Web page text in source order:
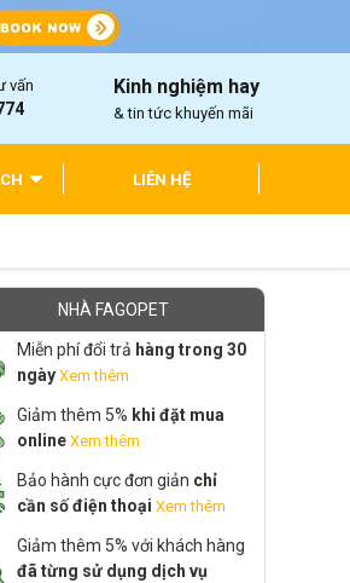
vấn Kinh nghiệm hay
& tin tức khuyến mãi
LIÊN HỆ
NHÀ FAGOPET
Miễn phí đổi trả hàng trong 30
ngày Xem thêm
Giảm thêm 5% khi đặt mua
online Xem thêm
Bảo hành cực đơn giản chỉ
cần số điện thoại Xem thêm
Giảm thêm 5% với khách hàng
đã từng sử dụng dịch vụ